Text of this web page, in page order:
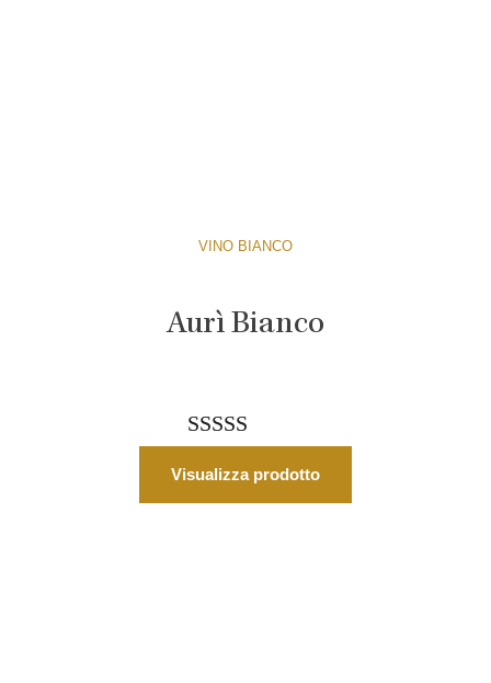
VINO BIANCO
Aurì Bianco
su 5
Visualizza prodotto